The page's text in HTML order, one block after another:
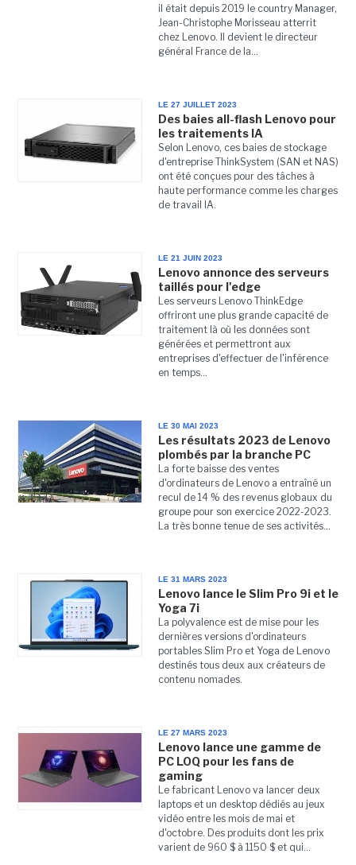
il était depuis 2019 le country Manager,
Jean-Christophe Morisseau atterrit
chez Lenovo. Il devient le directeur
général France de la...
LE 27 JUILLET 2023
Des baies all-flash Lenovo pour
les traitements IA
Selon Lenovo, ces baies de stockage
d'entreprise ThinkSystem (SAN et NAS)
ont été conçues pour des tâches à
haute performance comme les charges
de travail IA.
LE 21 JUIN 2023
Lenovo annonce des serveurs
taillés pour l'edge
Les serveurs Lenovo ThinkEdge
offriront une plus grande capacité de
traitement là où les données sont
générées et permettront aux
entreprises d'effectuer de l'inférence
en temps...
LE 30 MAI 2023
Les résultats 2023 de Lenovo
plombés par la branche PC
La forte baisse des ventes
d'ordinateurs de Lenovo a entraîné un
recul de 14 % des revenus globaux du
groupe pour son exercice 2022-2023.
La très bonne tenue de ses activités...
LE 31 MARS 2023
Lenovo lance le Slim Pro 9i et le
Yoga 7i
La polyvalence est de mise pour les
dernières versions d'ordinateurs
portables Slim Pro et Yoga de Lenovo
destinés tous deux aux créateurs de
contenu nomades.
LE 27 MARS 2023
Lenovo lance une gamme de
PC LOQ pour les fans de
gaming
Le fabricant Lenovo va lancer deux
laptops et un desktop dédiés au jeux
vidéo entre les mois de mai et
d'octobre. Des produits dont les prix
varient de 960 $ à 1150 $ et qui...